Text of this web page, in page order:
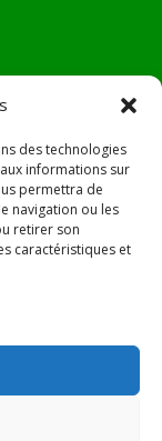
des technologies
informations sur
permettra de
navigation ou les
retirer son
caractéristiques et
di Verde